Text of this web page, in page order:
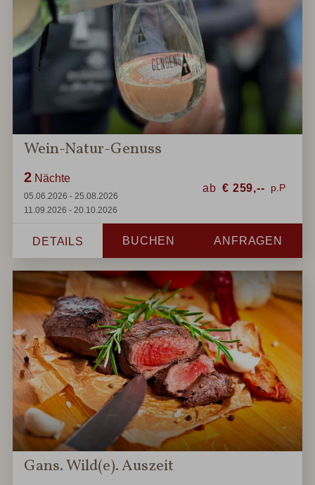
Wein-Natur-Genuss
2 Nächte
05.06.2026 - 25.08.2026
11.09.2026 - 20.10.2026
ab € 259,--
DETAILS BUCHEN ANFRAGEN
Gans. Wild(e). Auszeit